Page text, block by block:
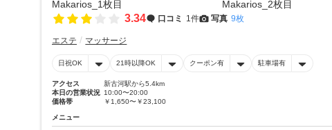
3.34 口コミ 1件 写真 9枚
エステ マッサージ
日祝OK 21時以降OK クーポン有 駐車場有
アクセス
新古河駅から5.4km
本日の営業状況 10:00〜20:00
価格帯
￥1,650〜￥23,100
メニュー